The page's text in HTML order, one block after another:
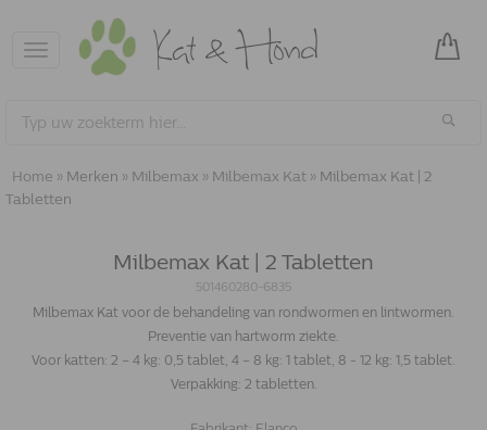
Toggle
navigation
Home » Merken » Milbemax » Milbemax Kat » Milbemax Kat | 2
Tabletten
Milbemax Kat | 2 Tabletten
501460280-6835
Milbemax Kat voor de behandeling van rondwormen en lintwormen.
Preventie van hartworm ziekte.
Voor katten: 2 – 4 kg: 0,5 tablet, 4 – 8 kg: 1 tablet, 8 - 12 kg: 1,5 tablet.
Verpakking: 2 tabletten.